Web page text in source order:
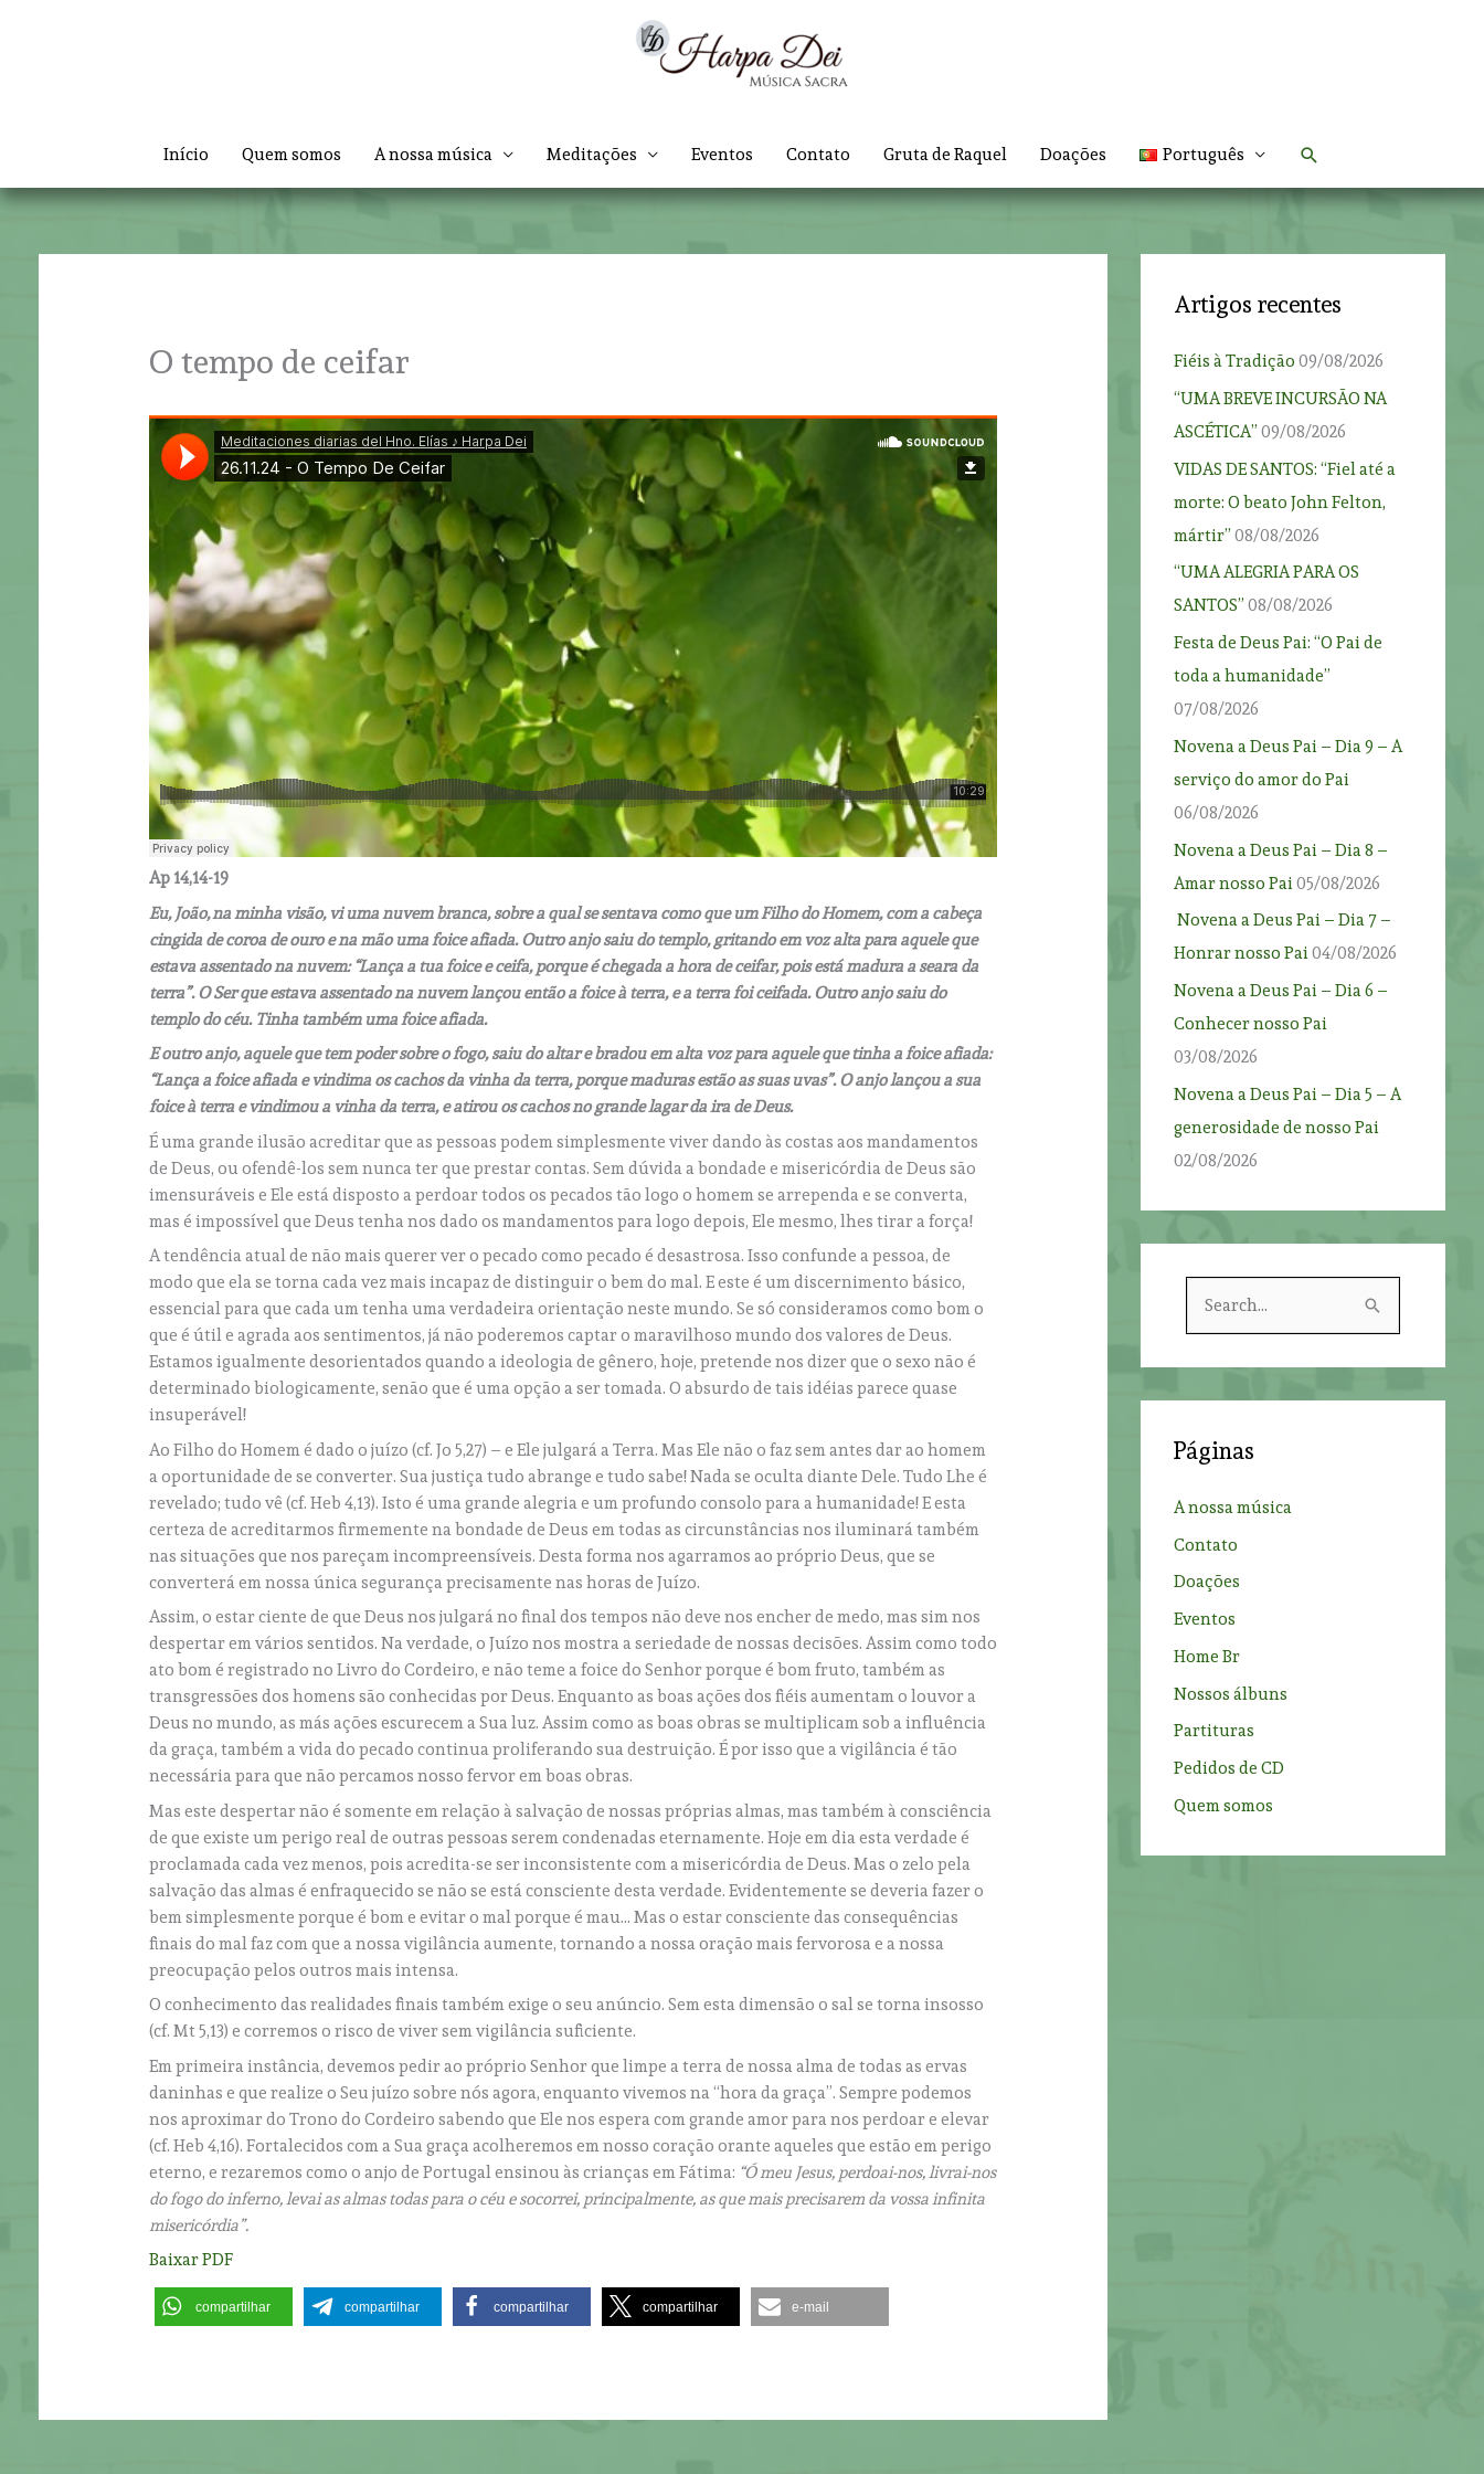
Início Quem somos A nossa música Meditações Eventos Contato Gruta de Raquel Doações Português Search
O tempo de ceifar
Ap 14,14-19
Eu, João, na minha visão, vi uma nuvem branca, sobre a qual se sentava como que um Filho do Homem, com a cabeça
cingida de coroa de ouro e na mão uma foice afiada. Outro anjo saiu do templo, gritando em voz alta para aquele que
estava assentado na nuvem: “Lança a tua foice e ceifa, porque é chegada a hora de ceifar, pois está madura a seara da
terra”. O Ser que estava assentado na nuvem lançou então a foice à terra, e a terra foi ceifada. Outro anjo saiu do
templo do céu. Tinha também uma foice afiada.
E outro anjo, aquele que tem poder sobre o fogo, saiu do altar e bradou em alta voz para aquele que tinha a foice afiada:
“Lança a foice afiada e vindima os cachos da vinha da terra, porque maduras estão as suas uvas”. O anjo lançou a sua
foice à terra e vindimou a vinha da terra, e atirou os cachos no grande lagar da ira de Deus.
É uma grande ilusão acreditar que as pessoas podem simplesmente viver dando às costas aos mandamentos
de Deus, ou ofendê-los sem nunca ter que prestar contas. Sem dúvida a bondade e misericórdia de Deus são
imensuráveis e Ele está disposto a perdoar todos os pecados tão logo o homem se arrependa e se converta,
mas é impossível que Deus tenha nos dado os mandamentos para logo depois, Ele mesmo, lhes tirar a força!
A tendência atual de não mais querer ver o pecado como pecado é desastrosa. Isso confunde a pessoa, de
modo que ela se torna cada vez mais incapaz de distinguir o bem do mal. E este é um discernimento básico,
essencial para que cada um tenha uma verdadeira orientação neste mundo. Se só consideramos como bom o
que é útil e agrada aos sentimentos, já não poderemos captar o maravilhoso mundo dos valores de Deus.
Estamos igualmente desorientados quando a ideologia de gênero, hoje, pretende nos dizer que o sexo não é
determinado biologicamente, senão que é uma opção a ser tomada. O absurdo de tais idéias parece quase
insuperável!
Ao Filho do Homem é dado o juízo (cf. Jo 5,27) – e Ele julgará a Terra. Mas Ele não o faz sem antes dar ao homem
a oportunidade de se converter. Sua justiça tudo abrange e tudo sabe! Nada se oculta diante Dele. Tudo Lhe é
revelado; tudo vê (cf. Heb 4,13). Isto é uma grande alegria e um profundo consolo para a humanidade! E esta
certeza de acreditarmos firmemente na bondade de Deus em todas as circunstâncias nos iluminará também
nas situações que nos pareçam incompreensíveis. Desta forma nos agarramos ao próprio Deus, que se
converterá em nossa única segurança precisamente nas horas de Juízo.
Assim, o estar ciente de que Deus nos julgará no final dos tempos não deve nos encher de medo, mas sim nos
despertar em vários sentidos. Na verdade, o Juízo nos mostra a seriedade de nossas decisões. Assim como todo
ato bom é registrado no Livro do Cordeiro, e não teme a foice do Senhor porque é bom fruto, também as
transgressões dos homens são conhecidas por Deus. Enquanto as boas ações dos fiéis aumentam o louvor a
Deus no mundo, as más ações escurecem a Sua luz. Assim como as boas obras se multiplicam sob a influência
da graça, também a vida do pecado continua proliferando sua destruição. É por isso que a vigilância é tão
necessária para que não percamos nosso fervor em boas obras.
Mas este despertar não é somente em relação à salvação de nossas próprias almas, mas também à consciência
de que existe um perigo real de outras pessoas serem condenadas eternamente. Hoje em dia esta verdade é
proclamada cada vez menos, pois acredita-se ser inconsistente com a misericórdia de Deus. Mas o zelo pela
salvação das almas é enfraquecido se não se está consciente desta verdade. Evidentemente se deveria fazer o
bem simplesmente porque é bom e evitar o mal porque é mau… Mas o estar consciente das consequências
finais do mal faz com que a nossa vigilância aumente, tornando a nossa oração mais fervorosa e a nossa
preocupação pelos outros mais intensa.
O conhecimento das realidades finais também exige o seu anúncio. Sem esta dimensão o sal se torna insosso
(cf. Mt 5,13) e corremos o risco de viver sem vigilância suficiente.
Em primeira instância, devemos pedir ao próprio Senhor que limpe a terra de nossa alma de todas as ervas
daninhas e que realize o Seu juízo sobre nós agora, enquanto vivemos na “hora da graça”. Sempre podemos
nos aproximar do Trono do Cordeiro sabendo que Ele nos espera com grande amor para nos perdoar e elevar
(cf. Heb 4,16). Fortalecidos com a Sua graça acolheremos em nosso coração orante aqueles que estão em perigo
eterno, e rezaremos como o anjo de Portugal ensinou às crianças em Fátima: “Ó meu Jesus, perdoai-nos, livrai-nos
do fogo do inferno, levai as almas todas para o céu e socorrei, principalmente, as que mais precisarem da vossa infinita
misericórdia”.
Baixar PDF
compartilhar compartilhar compartilhar compartilhar e-mail
Artigos recentes
Fiéis à Tradição 09/08/2026
“UMA BREVE INCURSÃO NA
ASCÉTICA” 09/08/2026
VIDAS DE SANTOS: “Fiel até a
morte: O beato John Felton,
mártir” 08/08/2026
“UMA ALEGRIA PARA OS
SANTOS” 08/08/2026
Festa de Deus Pai: “O Pai de
toda a humanidade”
07/08/2026
Novena a Deus Pai – Dia 9 – A
serviço do amor do Pai
06/08/2026
Novena a Deus Pai – Dia 8 –
Amar nosso Pai 05/08/2026
Novena a Deus Pai – Dia 7 –
Honrar nosso Pai04/08/2026
Novena a Deus Pai – Dia 6 –
Conhecer nosso Pai
03/08/2026
Novena a Deus Pai – Dia 5 – A
generosidade de nosso Pai
02/08/2026
h
:
Páginas
A nossa música
Contato
Doações
Eventos
Home Br
Nossos álbuns
Partituras
Pedidos de CD
Quem somos